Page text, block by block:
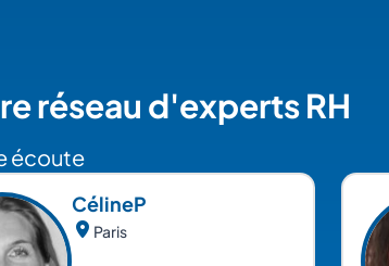
réseau d'experts RH
écoute
CélineP
Paris